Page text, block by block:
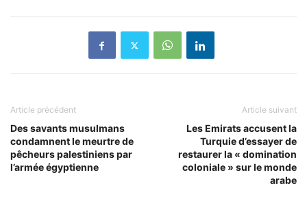
Article précédent
Des savants musulmans
condamnent le meurtre de
pêcheurs palestiniens par
l’armée égyptienne
Article suivant
Les Emirats accusent la
Turquie d’essayer de
restaurer la « domination
coloniale » sur le monde
arabe